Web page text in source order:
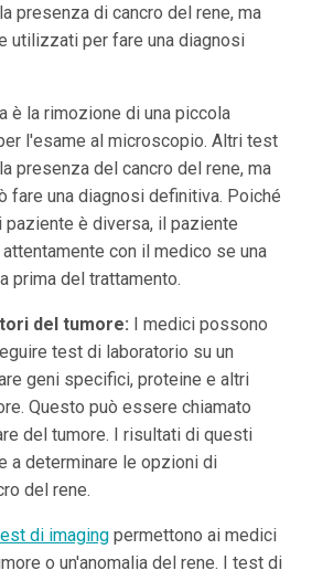
presenza di cancro del rene, ma
utilizzati per fare una diagnosi
è la rimozione di una piccola
l'esame al microscopio. Altri test
presenza del cancro del rene, ma
fare una diagnosi definitiva. Poiché
paziente è diversa, il paziente
con il medico se una
prima del trattamento.
del tumore: I medici possono
test di laboratorio su un
geni specifici, proteine e altri
Questo può essere chiamato
del tumore. I risultati di questi
a determinare le opzioni di
del rene.
di imagingpermettono ai medici
o un'anomalia del rene. I test di